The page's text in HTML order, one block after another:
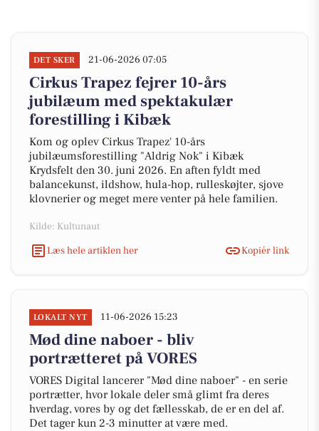
DET SKER 21-06-2026 07:05
Cirkus Trapez fejrer 10-års
jubilæum med spektakulær
forestilling i Kibæk
Kom og oplev Cirkus Trapez' 10-års
jubilæumsforestilling "Aldrig Nok" i Kibæk
Krydsfelt den 30. juni 2026. En aften fyldt med
balancekunst, ildshow, hula-hop, rulleskøjter, sjove
klovnerier og meget mere venter på hele familien.
Kilde: Kultunaut
Læs hele artiklen her
Kopiér link
LOKALT NYT 11-06-2026 15:23
Mød dine naboer - bliv
portrætteret på VORES
VORES Digital lancerer "Mød dine naboer" - en serie
portrætter, hvor lokale deler små glimt fra deres
hverdag, vores by og det fællesskab, de er en del af.
Det tager kun 2-3 minutter at være med.